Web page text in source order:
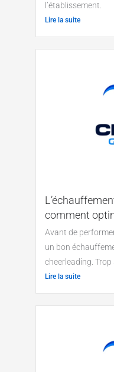
l’établissement.
Lire la suite
comment
Avant de
un bon
cheerleading. Trop
Lire la suite